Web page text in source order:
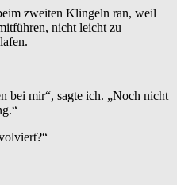
zweiten Klingeln ran, weil
nicht leicht zu
bei mir“, sagte ich. „Noch nicht